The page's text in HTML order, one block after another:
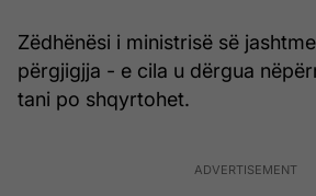
Zëdhënësi i ministrisë së
përgjigjja - e cila u dërgua
tani po shqyrtohet.